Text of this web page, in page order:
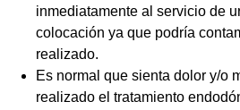
inmediatamente al servicio de
colocación ya que podría
realizado.
Es normal que sienta dolor y/o
realizado el tratamiento